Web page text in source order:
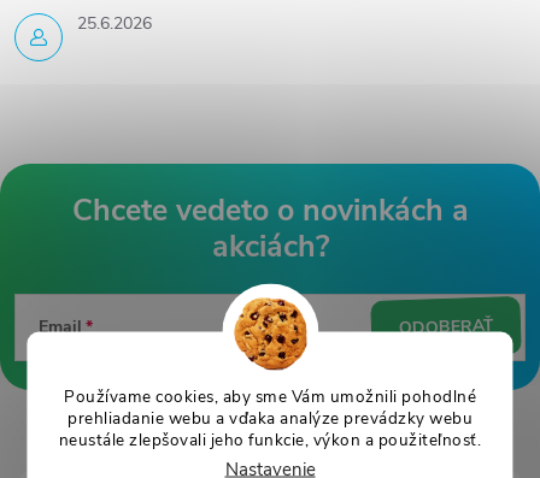
Používame cookies, aby sme Vám umožnili pohodlné
prehliadanie webu a vďaka analýze prevádzky webu
neustále zlepšovali jeho funkcie, výkon a použiteľnosť.
Nastavenie
25.6.2026
á
ä
Email ODOBERAŤ